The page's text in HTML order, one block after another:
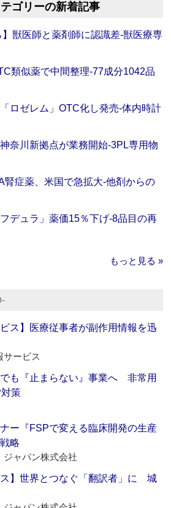
ゴリーの新着記事
】獣医師と薬剤師に認識差‐獣医療専
類似薬で中間整理‐77成分1042品
ロゼレム」OTC化し発売‐体内時計
奈川新拠点が業務開始‐3PL専用物
腎症薬、米国で急拡大‐他剤からの
デュラ」薬価15％下げ‐8品目の再
もっと見る »
ス】医療従事者が副作用情報を迅
サービス
でも『止まらない』事業へ 非常用
策
ナー『FSPで変える臨床開発の生産
略
ジャパン株式会社
ス】世界とつなぐ「翻訳者」に 城